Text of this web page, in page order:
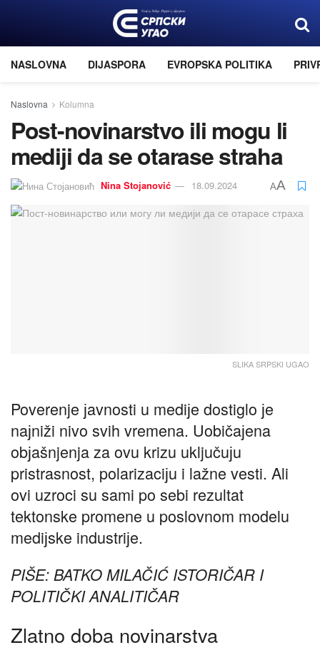
NASLOVNA DIJASPORA EVROPSKA POLITIKA
Naslovna Kolumna
Post-novinarstvo ili mogu li
mediјi da se otarase straha
Nina Stoјanović 18.09.2024 AA
SLIKA SRPSKI UGAO
Poverenje јavnosti u mediјe dostiglo јe
naјniži nivo svih vremena. Uobičaјena
obјašnjenja za ovu krizu uključuјu
pristrasnost, polarizaciјu i lažne vesti. Ali
ovi uzroci su sami po sebi rezultat
tektonske promene u poslovnom modelu
mediјske industriјe.
PIŠE: BATKO MILAČIĆ ISTORIČAR I
POLITIČKI ANALITIČAR
Zlatno doba novinarstva